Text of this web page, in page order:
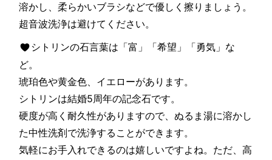
溶かし、柔らかいブラシなどで優しく擦りましょう。
超音波洗浄は避けてください。
シトリンの石言葉は「富」「希望」「勇気」な
ど。
琥珀色や黄金色、イエローがあります。
シトリンは結婚5周年の記念石です。
硬度が高く耐久性がありますので、ぬるま湯に溶かし
た中性洗剤で洗浄することができます。
気軽にお手入れできるのは嬉しいですよね。ただ、高